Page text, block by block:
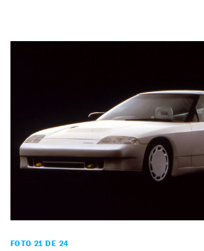
FOTO 21 DE 24